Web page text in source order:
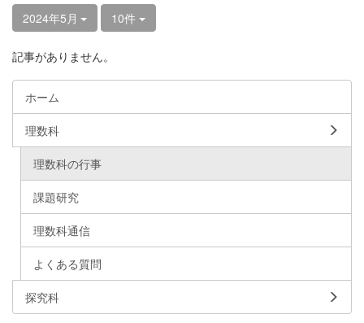
2024年5月 10件
記事がありません。
ホーム
理数科
理数科の行事
課題研究
理数科通信
よくある質問
探究科